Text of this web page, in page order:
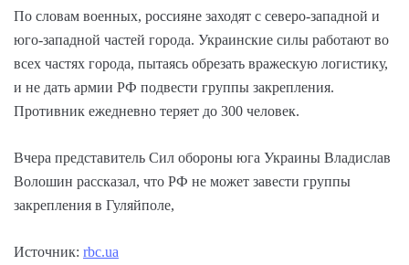
По словам военных, россияне заходят с северо-западной и
юго-западной частей города. Украинские силы работают во
всех частях города, пытаясь обрезать вражескую логистику,
и не дать армии РФ подвести группы закрепления.
Противник ежедневно теряет до 300 человек.
Вчера представитель Сил обороны юга Украины Владислав
Волошин рассказал, что РФ не может завести группы
закрепления в Гуляйполе,
Источник: rbc.ua